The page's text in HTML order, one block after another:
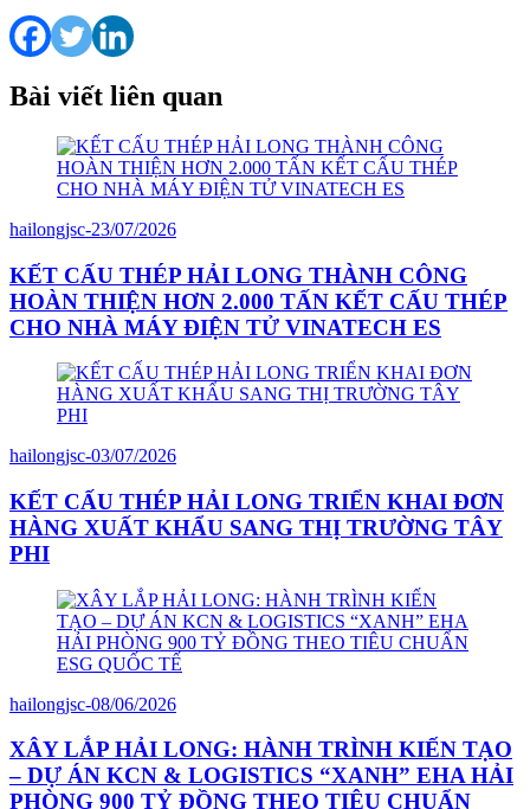
Bài viết liên quan
hailongjsc-23/07/2026
KẾT CẤU THÉP HẢI LONG THÀNH CÔNG
HOÀN THIỆN HƠN 2.000 TẤN KẾT CẤU THÉP
CHO NHÀ MÁY ĐIỆN TỬ VINATECH ES
hailongjsc-03/07/2026
KẾT CẤU THÉP HẢI LONG TRIỂN KHAI ĐƠN
HÀNG XUẤT KHẨU SANG THỊ TRƯỜNG TÂY
PHI
hailongjsc-08/06/2026
XÂY LẮP HẢI LONG: HÀNH TRÌNH KIẾN TẠO
– DỰ ÁN KCN & LOGISTICS “XANH” EHA HẢI
PHÒNG 900 TỶ ĐỒNG THEO TIÊU CHUẨN